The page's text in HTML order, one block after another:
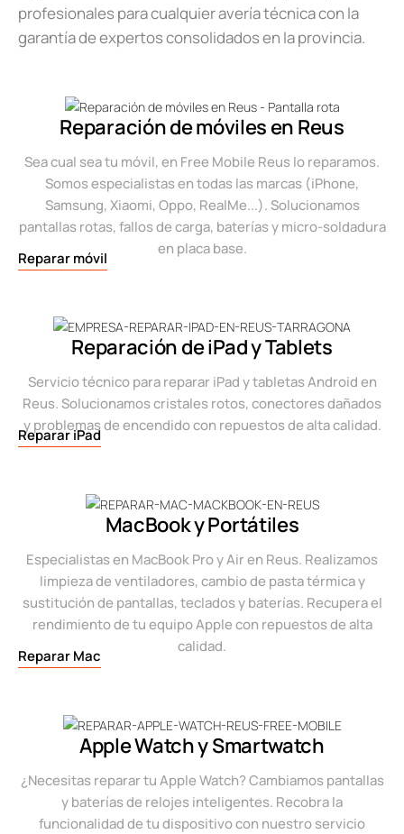
profesionales para cualquier avería técnica con la
garantía de expertos consolidados en la provincia.
Reparación de móviles en Reus
Sea cual sea tu móvil, en Free Mobile Reus lo reparamos.
Somos especialistas en todas las marcas (iPhone,
Samsung, Xiaomi, Oppo, RealMe...). Solucionamos
pantallas rotas, fallos de carga, baterías y micro-soldadura
en placa base.
Reparar móvil
Reparación de iPad y Tablets
Servicio técnico para reparar iPad y tabletas Android en
Reus. Solucionamos cristales rotos, conectores dañados
y problemas de encendido con repuestos de alta calidad.
Reparar iPad
MacBook y Portátiles
Especialistas en MacBook Pro y Air en Reus. Realizamos
limpieza de ventiladores, cambio de pasta térmica y
sustitución de pantallas, teclados y baterías. Recupera el
rendimiento de tu equipo Apple con repuestos de alta
calidad.
Reparar Mac
Apple Watch y Smartwatch
¿Necesitas reparar tu Apple Watch? Cambiamos pantallas
y baterías de relojes inteligentes. Recobra la
funcionalidad de tu dispositivo con nuestro servicio